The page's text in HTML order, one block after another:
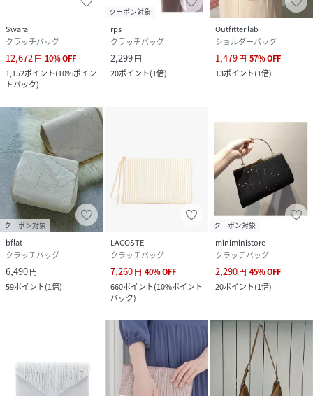
Swaraj
クラッチバッグ
12,672円 10%OFF
1,152ポイント(10%ポイン
トバック)
クーポン対象
rps
クラッチバッグ
2,299円
20ポイント(1倍)
Outfitter lab
ショルダーバッグ
1,479円 57%OFF
13ポイント(1倍)
クーポン対象
bflat
クラッチバッグ
6,490円
59ポイント(1倍)
LACOSTE
クラッチバッグ
7,260円 40%OFF
660ポイント(10%ポイント
バック)
クーポン対象
miniministore
クラッチバッグ
2,290円 45%OFF
20ポイント(1倍)